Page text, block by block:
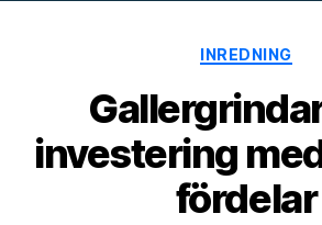
INREDNING
investering
fördelar